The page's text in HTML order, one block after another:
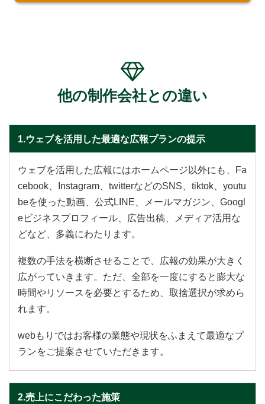
他の制作会社との違い
1.ウェブを活用した最適な広報プランの提示
ウェブを活用した広報にはホームページ以外にも、Fa
cebook、Instagram、twitterなどのSNS、tiktok、youtu
beを使った動画、公式LINE、メールマガジン、Googl
eビジネスプロフィール、広告出稿、メディア活用な
どなど、多義にわたります。
複数の手法を横断させることで、広報の効果が大きく
広がっていきます。ただ、全部を一度にすると膨大な
時間やリソースを必要とするため、取捨選択が求めら
れます。
webもりではお客様の業態や現状をふまえて最適なプ
ランをご提案させていただきます。
2.売上にこだわった施策